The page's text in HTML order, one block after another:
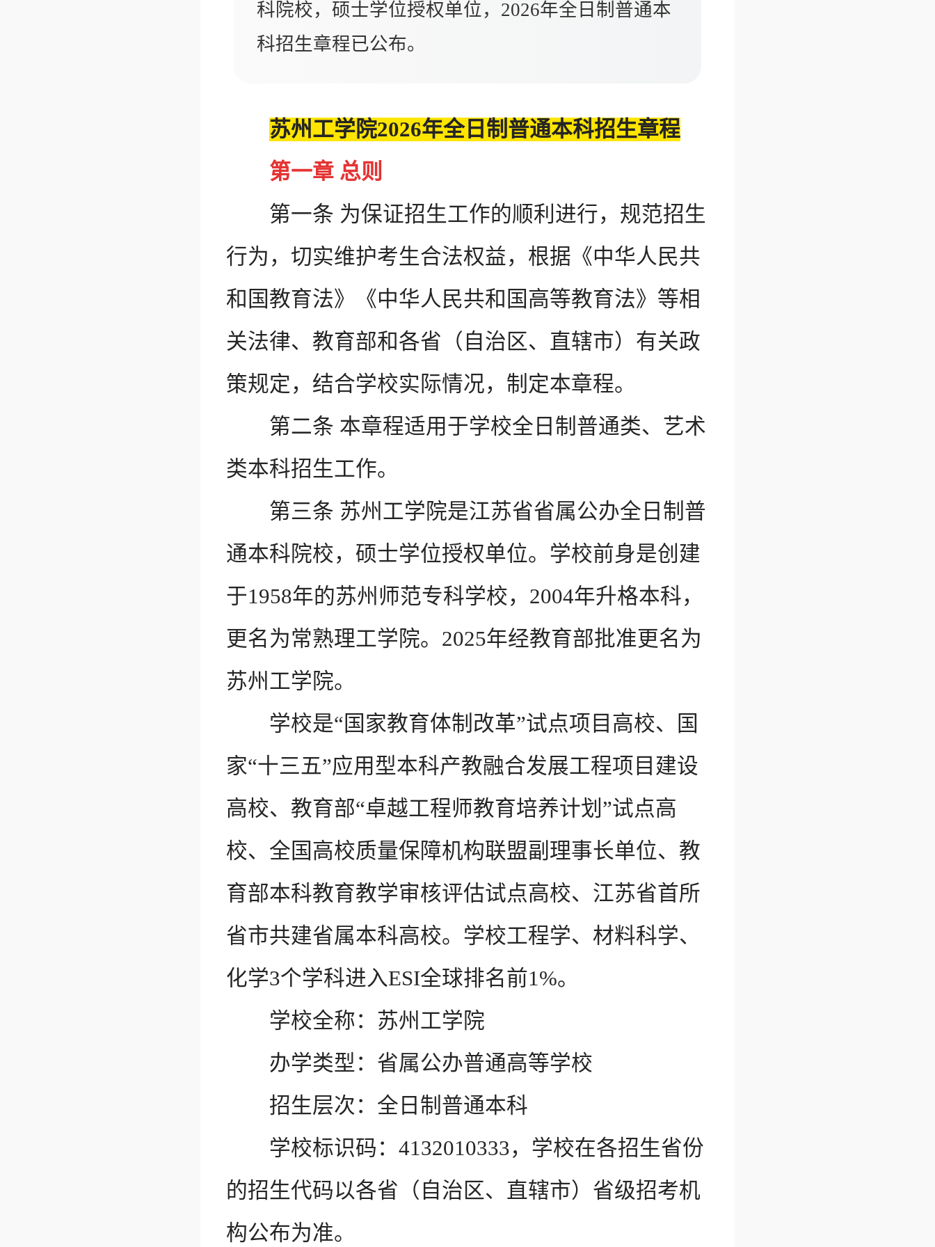
科院校，硕士学位授权单位，2026年全日制普通本
科招生章程已公布。
苏州工学院2026年全日制普通本科招生章程
第一章 总则
第一条 为保证招生工作的顺利进行，规范招生
行为，切实维护考生合法权益，根据《中华人民共
和国教育法》《中华人民共和国高等教育法》等相
关法律、教育部和各省（自治区、直辖市）有关政
策规定，结合学校实际情况，制定本章程。
第二条 本章程适用于学校全日制普通类、艺术
类本科招生工作。
第三条 苏州工学院是江苏省省属公办全日制普
通本科院校，硕士学位授权单位。学校前身是创建
于1958年的苏州师范专科学校，2004年升格本科，
更名为常熟理工学院。2025年经教育部批准更名为
苏州工学院。
学校是“国家教育体制改革”试点项目高校、国
家“十三五”应用型本科产教融合发展工程项目建设
高校、教育部“卓越工程师教育培养计划”试点高
校、全国高校质量保障机构联盟副理事长单位、教
育部本科教育教学审核评估试点高校、江苏省首所
省市共建省属本科高校。学校工程学、材料科学、
化学3个学科进入ESI全球排名前1%。
学校全称：苏州工学院
办学类型：省属公办普通高等学校
招生层次：全日制普通本科
学校标识码：4132010333，学校在各招生省份
的招生代码以各省（自治区、直辖市）省级招考机
构公布为准。